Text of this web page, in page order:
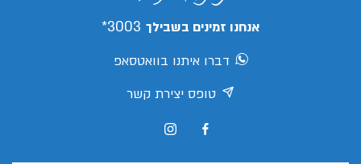
אנחנו זמינים בשבילך 3003*
דברו איתנו בוואטסאפ
טופס יצירת קשר